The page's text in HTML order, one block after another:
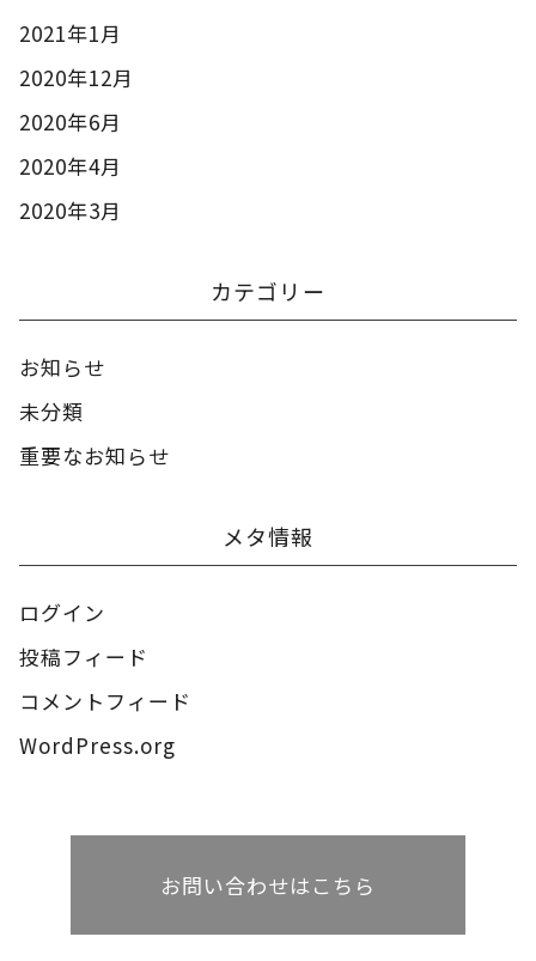
2021年1月
2020年12月
2020年6月
2020年4月
2020年3月
カテゴリー
お知らせ
未分類
重要なお知らせ
メタ情報
ログイン
投稿フィード
コメントフィード
WordPress.org
お問い合わせはこちら